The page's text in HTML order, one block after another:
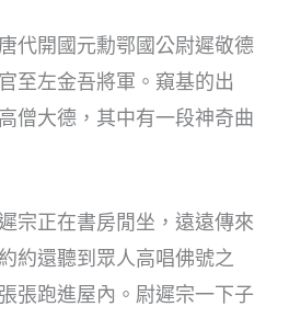
代開國元勳鄂國公尉遲敬德
至左金吾將軍。窺基的出
僧大德，其中有一段神奇曲
宗正在書房閒坐，遠遠傳來
約還聽到眾人高唱佛號之
張跑進屋內。尉遲宗一下子